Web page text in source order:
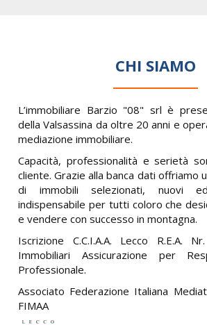
CHI SIAMO
L’immobiliare Barzio "08" srl è
della Valsassina da oltre 20 anni e
mediazione immobiliare.
Capacità, professionalità e serietà
cliente. Grazie alla banca dati offriamo
di immobili selezionati, nuovi
indispensabile per tutti coloro che
e vendere con successo in montagna.
Iscrizione C.C.I.A.A. Lecco R.E.A.
Immobiliari Assicurazione per
Professionale.
Associato Federazione Italiana
FIMAA